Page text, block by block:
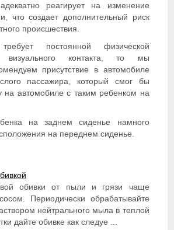
реагирует на изменение
что создает дополнительный риск
происшествия.
постоянной физической
визуального контакта, то мы
присутствие в автомобиле
пассажира, который смог бы
на автомобиле с таким ребенком на
на заднем сиденье намного
на переднем сиденье.
обивки от пыли и грязи чаще
Периодически обрабатывайте
нейтрального мыла в теплой
дайте обивке как следуе ...